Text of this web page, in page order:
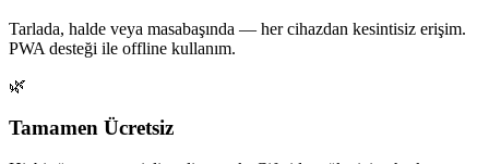
Tarlada, halde veya masabaşında — her cihazdan kesintisiz erişim.
PWA desteği ile offline kullanım.
🌿
Tamamen Ücretsiz